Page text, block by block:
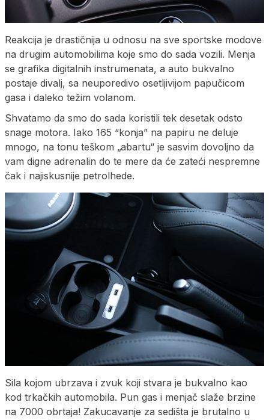
Reakcija je drastičnija u odnosu na sve sportske modove
na drugim automobilima koje smo do sada vozili. Menja
se grafika digitalnih instrumenata, a auto bukvalno
postaje divalj, sa neuporedivo osetljivijom papučicom
gasa i daleko težim volanom.
Shvatamo da smo do sada koristili tek desetak odsto
snage motora. Iako 165 “konja” na papiru ne deluje
mnogo, na tonu teškom „abartu“ je sasvim dovoljno da
vam digne adrenalin do te mere da će zateći nespremne
čak i najiskusnije petrolhede.
Sila kojom ubrzava i zvuk koji stvara je bukvalno kao
kod trkačkih automobila. Pun gas i menjač slaže brzine
na 7000 obrtaja! Zakucavanje za sedišta je brutalno u